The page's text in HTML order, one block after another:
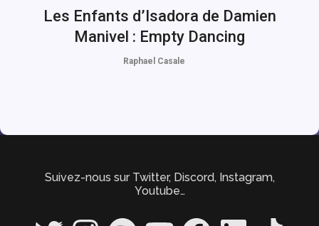
Les Enfants d’Isadora de Damien
Manivel : Empty Dancing
Raphael Casale
Suivez-nous sur Twitter, Discord, Instagram,
Youtube…
Twitter InstagramSpotify YouTube FacebookLinkedIn TikTok